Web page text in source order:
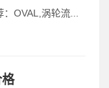
OVAL,涡轮流...